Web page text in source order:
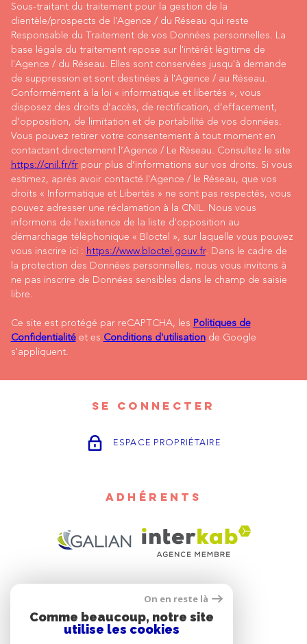
Sous-traitant du traitement pour la gestion de la
clientèle/prospects de l'Agence / du Réseau qui reste
Responsable du Traitement de vos Données personnelles. La
base légale du traitement repose sur l'intérêt légitime de
l'Agence / du Réseau. Elles sont conservées jusqu'à demande
de suppression et sont destinées à l'Agence / au Réseau.
Conformément à la loi « informatique et libertés », vous
disposez des droits d’accès, de rectification, d’effacement,
d’opposition, de limitation et de portabilité de vos données.
Vous pouvez retirer votre consentement à tout moment en
contactant directement l’Agence / Le Réseau. Consultez le site
https://cnil.fr/frpour plus d’informations sur vos droits. Si vous
estimez, après avoir contacté l'Agence / le Réseau, que vos
droits « Informatique et Libertés » ne sont pas respectés, vous
pouvez adresser une réclamation à la CNIL. Nous vous
informons de l’existence de la liste d'opposition au
démarchage téléphonique « Bloctel », sur laquelle vous pouvez
vous inscrire ici : https://www.bloctel.gouv.fr. Dans le cadre de
la protection des Données personnelles, nous vous invitons à
ne pas inscrire de Données sensibles dans le champ de saisie
libre.
Ce site est protégé par reCAPTCHA, les Politiques de
Confidentialitéet es Conditions d'utilisationde Google
s'appliquent.
SE CONNECTER
ESPACE PROPRIÉTAIRE
ADHÉRENTS
On en reste là
Comme beaucoup, notre site
utilise les cookies